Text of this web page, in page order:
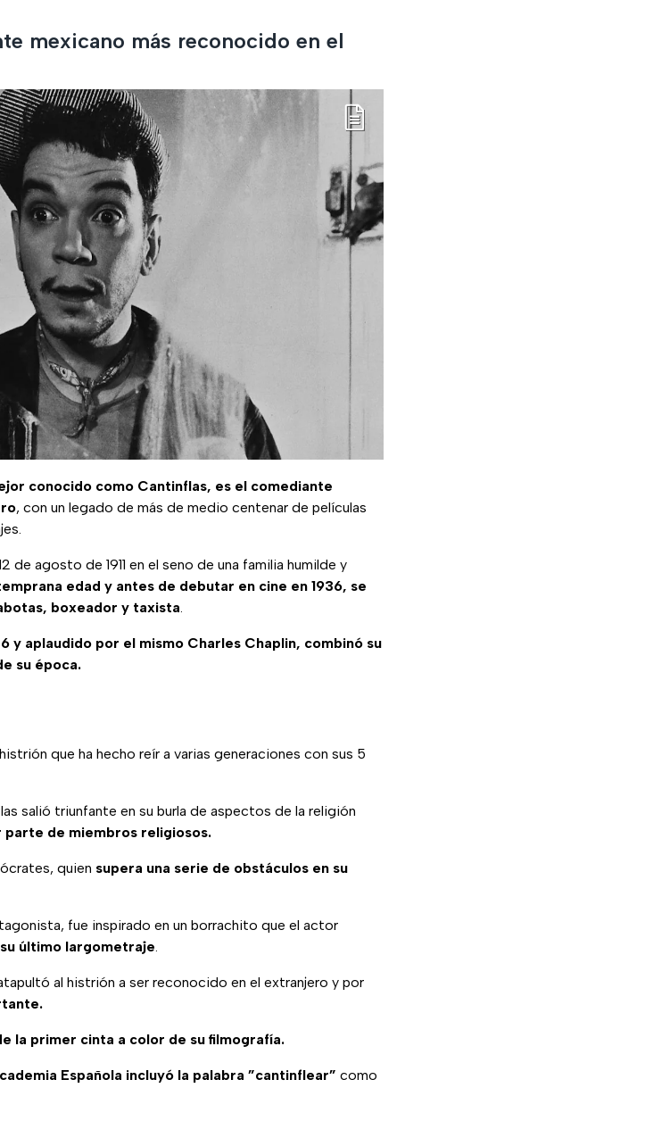
mexicano más reconocido en el
conocido como Cantinflas, es el comediante
, con un legado de más de medio centenar de películas
de agosto de 1911 en el seno de una familia humilde y
edad y antes de debutar en cine en 1936, se
boxeador y taxista.
y aplaudido por el mismo Charles Chaplin, combinó su
su época.
que ha hecho reír a varias generaciones con sus 5
salió triunfante en su burla de aspectos de la religión
de miembros religiosos.
quien supera una serie de obstáculos en su
fue inspirado en un borrachito que el actor
último largometraje.
al histrión a ser reconocido en el extranjero y por
la primer cinta a color de su filmografía.
Española incluyó la palabra ”cantinflear” como